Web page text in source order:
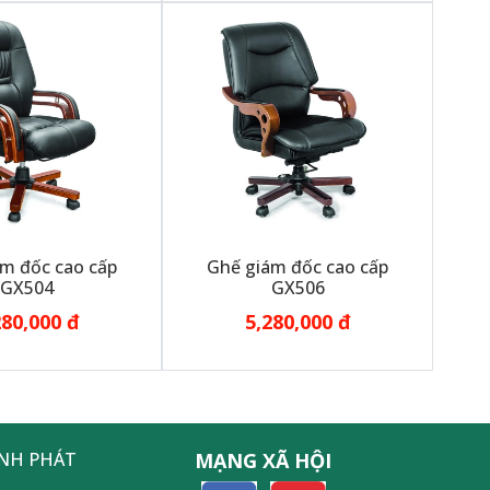
đốc cao cấp
GX504
đ
Ghế giám đốc cao cấp
GX506
5,280,000 đ
PHÁT MẠNG XÃ HỘI